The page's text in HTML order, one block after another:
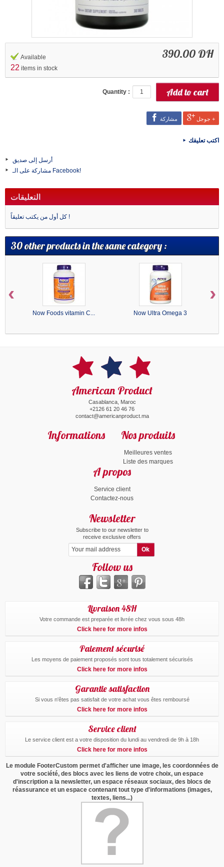
390.00 DH
Available
22 items in stock
Quantity :
مشاركة جوجل +
اكتب تعليقك
أرسل إلى صديق
مشاركة على الـ Facebook!
التعليقات
كل أول من يكتب تعليقاً !
30 other products in the same category :
Now Foods vitamin C... Now Ultra Omega 3
‹ ›
American Product
Casablanca, Maroc
+2126 61 20 46 76
contact@americanproduct.ma
Informations Nos produits
Meilleures ventes
Liste des marques
A propos
Service client
Contactez-nous
Newsletter
Subscribe to our newsletter to
receive exclusive offers
Follow us
Livraison 48H
Votre commande est preparée et livrée chez vous sous 48h
Click here for more infos
Paiement sécurisé
Les moyens de paiement proposés sont tous totalement sécurisés
Click here for more infos
Garantie satisfaction
Si vous n'êtes pas satisfait de votre achat vous êtes remboursé
Click here for more infos
Service client
Le service client est a votre disposition du lundi au vendredi de 9h à 18h
Click here for more infos
Le module FooterCustom permet d'afficher une image, les coordonnées de
votre société, des blocs avec les liens de votre choix, un espace
d'inscription a la newsletter, un espace réseaux sociaux, des blocs de
réassurance et un espace contenant tout type d'informations (images,
textes, liens...)